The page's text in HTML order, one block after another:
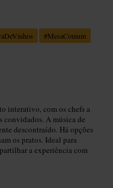
#MesaComum
interativo, com os chefs a
convidados. A música de
descontraído. Há opções
os pratos. Ideal para
a experiência com